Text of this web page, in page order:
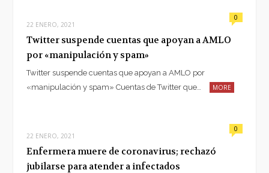
22 ENERO, 2021
0
Twitter suspende cuentas que apoyan a AMLO
por «manipulación y spam»
Twitter suspende cuentas que apoyan a AMLO por
«manipulación y spam» Cuentas de Twitter que…
MORE
22 ENERO, 2021
0
Enfermera muere de coronavirus; rechazó
jubilarse para atender a infectados